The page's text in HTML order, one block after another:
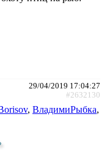
29/04/2019 17:04:27
#2632130
, ВладимиРыбка,